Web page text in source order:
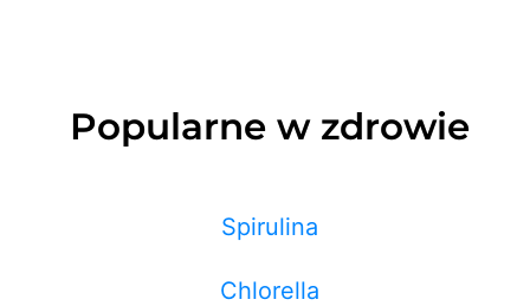
Popularne w zdrowie
Spirulina
Chlorella